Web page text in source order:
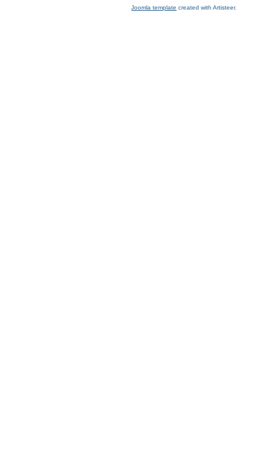
Joomla template created with Artisteer.